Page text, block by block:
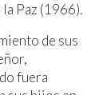
Paz (1966).
de sus
fuera